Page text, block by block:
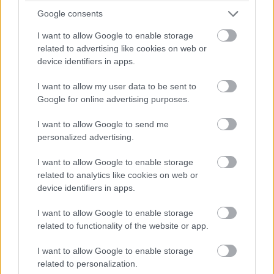
Google consents
I want to allow Google to enable storage
related to advertising like cookies on web or
device identifiers in apps.
I want to allow my user data to be sent to
Google for online advertising purposes.
I want to allow Google to send me
personalized advertising.
I want to allow Google to enable storage
related to analytics like cookies on web or
device identifiers in apps.
I want to allow Google to enable storage
related to functionality of the website or app.
I want to allow Google to enable storage
related to personalization.
Colorlak ProInteriér TOP Ide o snehobielu matnú interiérovú farbu, ktorá
sa vyznačuje vysokou odolnosťou voči oteru za mokra a dá sa
opakovane čistiť. To ocenia najmä rodiny s deťmi pre nátery detských
schopnosť farby a jej dobrá priľnavosť k povrchu, to všetko pri zachovaní
paropriepustnosti náteru. Použiť ju môžete na murivo, omietky,
sadrokartón, betón, drevovláknité a drevotrieskové dosky aj tapety.
Colorlak ProInteriér TOP
Ide o snehobielu matnú interiérovú farbu, ktorá sa